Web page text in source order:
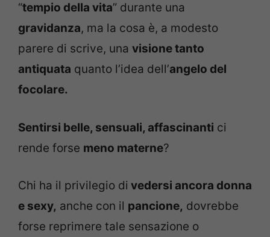
“tempio della vita” durante una
gravidanza, ma la cosa è, a modesto
parere di scrive, una visione tanto
antiquata quanto l’idea dell’angelo del
focolare.
Sentirsi belle, sensuali, affascinanti ci
rende forse meno materne?
Chi ha il privilegio di vedersi ancora donna
e sexy, anche con il pancione, dovrebbe
forse reprimere tale sensazione o